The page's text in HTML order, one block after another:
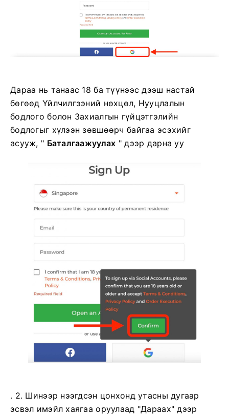
Дараа нь танаас 18 ба түүнээс дээш настай
бөгөөд Үйлчилгээний нөхцөл, Нууцлалын
бодлого болон Захиалгын гүйцэтгэлийн
бодлогыг хүлээн зөвшөөрч байгаа эсэхийг
асууж, " Баталгаажуулах " дээр дарна уу
. 2. Шинээр нээгдсэн цонхонд утасны дугаар
эсвэл имэйл хаягаа оруулаад "Дараах" дээр